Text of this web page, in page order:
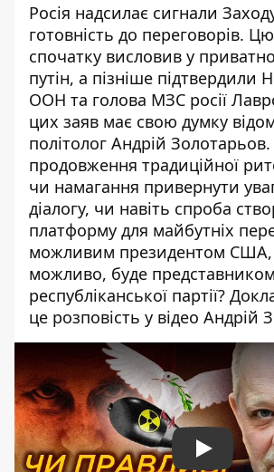
Росія надсилає сигнали
готовність до переговорів.
спочатку висловив у
путін, а пізніше підтвердили
ООН та голова МЗС росії
цих заяв має свою думку
політолог Андрій
продовження традиційної
чи намагання привернути
діалогу, чи навіть спроба
платформу для майбутніх
можливим президентом США,
можливо, буде представником
республіканської партії?
це розповість у відео Андрій
Play